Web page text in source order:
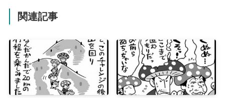
関連記事